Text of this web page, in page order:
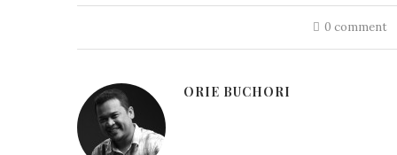
0 comment
ORIE BUCHORI